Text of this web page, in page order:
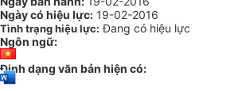
Ngày có hiệu lực: 19-02-2016
Tình trạng hiệu lực: Đang có hiệu lực
Ngôn ngữ:
Định dạng văn bản hiện có: